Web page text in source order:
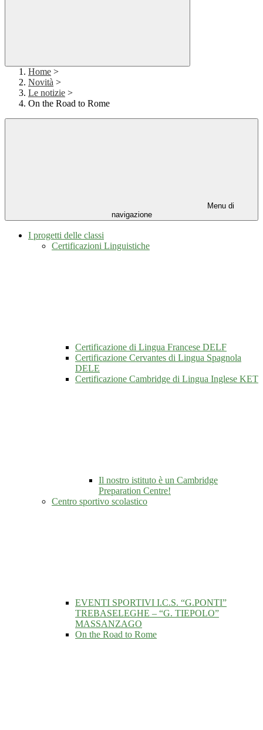
Home >
Novità >
Le notizie >
On the Road to Rome
Menu di
navigazione
I progetti delle classi
Certificazioni Linguistiche
Certificazione di Lingua Francese DELF
Certificazione Cervantes di Lingua Spagnola
DELE
Certificazione Cambridge di Lingua Inglese KET
Il nostro istituto è un Cambridge
Preparation Centre!
Centro sportivo scolastico
EVENTI SPORTIVI I.C.S. “G.PONTI”
TREBASELEGHE – “G. TIEPOLO”
MASSANZAGO
On the Road to Rome